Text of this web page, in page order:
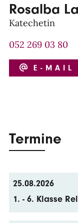
Rosalba
Katechetin
052 269 03 80
E-MAIL
Termine
25.08.2026
1. - 6. Klasse